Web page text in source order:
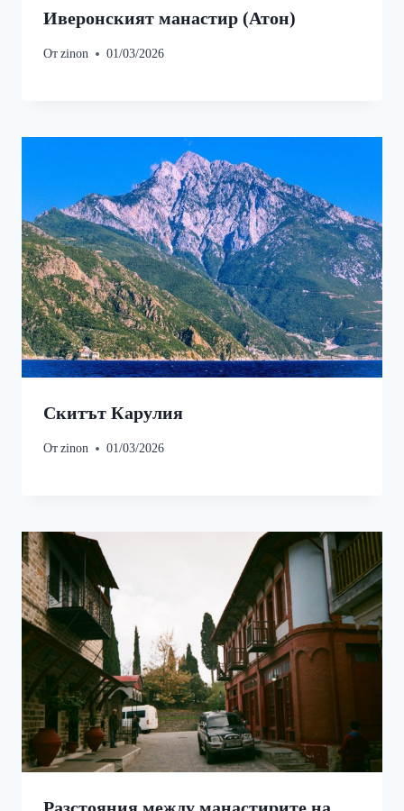
Иверонският манастир (Атон)
Отzinon 01/03/2026
Скитът Карулия
Отzinon 01/03/2026